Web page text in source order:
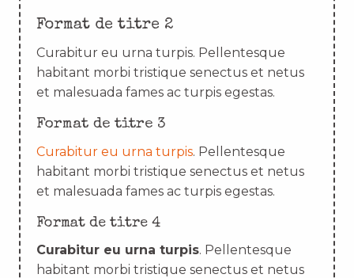
Format de titre 2
Curabitur eu urna turpis. Pellentesque
habitant morbi tristique senectus et netus
et malesuada fames ac turpis egestas.
Format de titre 3
Curabitur eu urna turpis. Pellentesque
habitant morbi tristique senectus et netus
et malesuada fames ac turpis egestas.
Format de titre 4
Curabitur eu urna turpis. Pellentesque
habitant morbi tristique senectus et netus